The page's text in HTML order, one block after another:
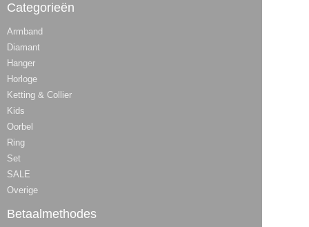
Categorieën
Armband
Diamant
Hanger
Horloge
Ketting & Collier
Kids
Oorbel
Ring
Set
SALE
Overige
Betaalmethodes